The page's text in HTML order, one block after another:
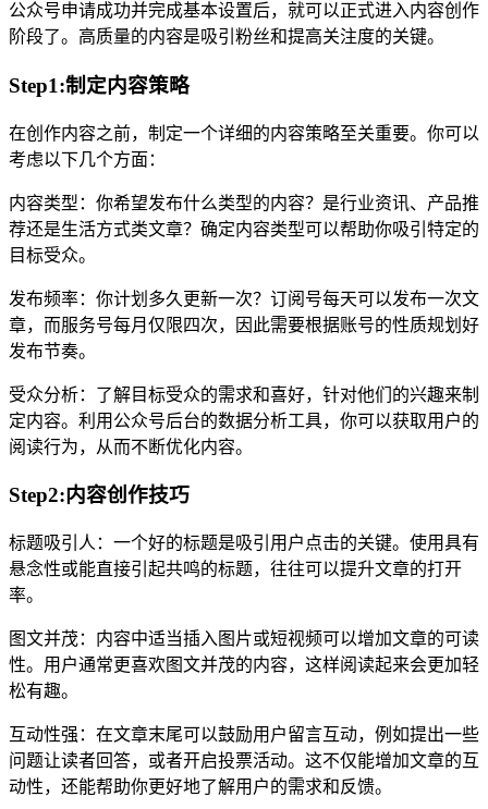
公众号申请成功并完成基本设置后，就可以正式进入内容创作
阶段了。高质量的内容是吸引粉丝和提高关注度的关键。
Step1:制定内容策略
在创作内容之前，制定一个详细的内容策略至关重要。你可以
考虑以下几个方面：
内容类型：你希望发布什么类型的内容？是行业资讯、产品推
荐还是生活方式类文章？确定内容类型可以帮助你吸引特定的
目标受众。
发布频率：你计划多久更新一次？订阅号每天可以发布一次文
章，而服务号每月仅限四次，因此需要根据账号的性质规划好
发布节奏。
受众分析：了解目标受众的需求和喜好，针对他们的兴趣来制
定内容。利用公众号后台的数据分析工具，你可以获取用户的
阅读行为，从而不断优化内容。
Step2:内容创作技巧
标题吸引人：一个好的标题是吸引用户点击的关键。使用具有
悬念性或能直接引起共鸣的标题，往往可以提升文章的打开
率。
图文并茂：内容中适当插入图片或短视频可以增加文章的可读
性。用户通常更喜欢图文并茂的内容，这样阅读起来会更加轻
松有趣。
互动性强：在文章末尾可以鼓励用户留言互动，例如提出一些
问题让读者回答，或者开启投票活动。这不仅能增加文章的互
动性，还能帮助你更好地了解用户的需求和反馈。